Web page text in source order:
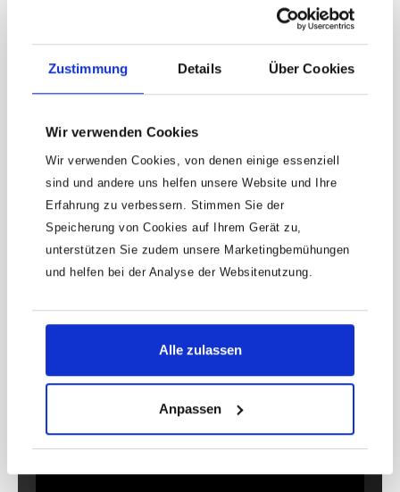
Zustimmung Details Über Cookies
Wir verwenden Cookies
Wir verwenden Cookies, von denen einige essenziell
sind und andere uns helfen unsere Website und Ihre
Erfahrung zu verbessern. Stimmen Sie der
Speicherung von Cookies auf Ihrem Gerät zu,
unterstützen Sie zudem unsere Marketingbemühungen
und helfen bei der Analyse der Websitenutzung.
Alle zulassen
Anpassen
kgSchall-Druckpegel (bei Betriebsdruck): 88
dB(A) Lp AUmdrehungen/Minute: 2000?–?
Weichschaum-Einlage 163-333L
2-Komponenten Weichschaum-Einlage
leerfür 2272/23 NAbmessungen / Länge: 172
mm x 114 mmOrdnungssystem Größe: 1/9
(172 x 114 mm) / für HAZET 165-S
Produktnummer: 163-333L
7,85 €